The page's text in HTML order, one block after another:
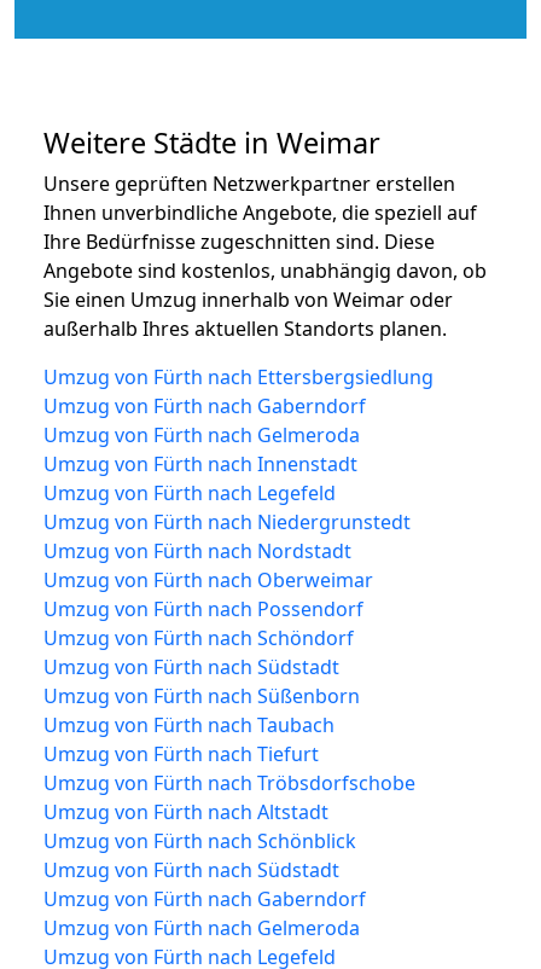
Weitere Städte in Weimar
Unsere geprüften Netzwerkpartner erstellen
Ihnen unverbindliche Angebote, die speziell auf
Ihre Bedürfnisse zugeschnitten sind. Diese
Angebote sind kostenlos, unabhängig davon, ob
Sie einen Umzug innerhalb von Weimar oder
außerhalb Ihres aktuellen Standorts planen.
Umzug von Fürth nach Ettersbergsiedlung
Umzug von Fürth nach Gaberndorf
Umzug von Fürth nach Gelmeroda
Umzug von Fürth nach Innenstadt
Umzug von Fürth nach Legefeld
Umzug von Fürth nach Niedergrunstedt
Umzug von Fürth nach Nordstadt
Umzug von Fürth nach Oberweimar
Umzug von Fürth nach Possendorf
Umzug von Fürth nach Schöndorf
Umzug von Fürth nach Südstadt
Umzug von Fürth nach Süßenborn
Umzug von Fürth nach Taubach
Umzug von Fürth nach Tiefurt
Umzug von Fürth nach Tröbsdorfschobe
Umzug von Fürth nach Altstadt
Umzug von Fürth nach Schönblick
Umzug von Fürth nach Südstadt
Umzug von Fürth nach Gaberndorf
Umzug von Fürth nach Gelmeroda
Umzug von Fürth nach Legefeld